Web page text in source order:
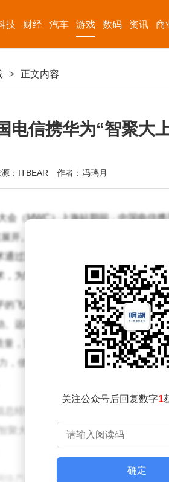
技 财经 汽车 游戏 数码 资讯 商
> 正文内容
电信携华为“智聚大
：ITBEAR 作者：冯璃月
会（MWC）上海站期间，中国电信
展开。此次合作，双方揭晓了一项
通过深度挖掘多天线系统的上行覆盖
为5G-A网络铺设了向Mobile AI网络
的飞跃，设备与网络的数据交互量急
、远程控制机器人等应用对网络的低
量，实现五维协同的时频资源调度，
，使得时延降低超过30%，上行速
总经理黄礼莲在会上强调，5G-A与
聚大上行”技术的推出，预示着多模
关注公众号后回复数字1
确定